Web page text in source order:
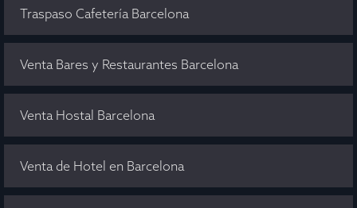
Traspaso Cafetería Barcelona
Venta Bares y Restaurantes Barcelona
Venta Hostal Barcelona
Venta de Hotel en Barcelona